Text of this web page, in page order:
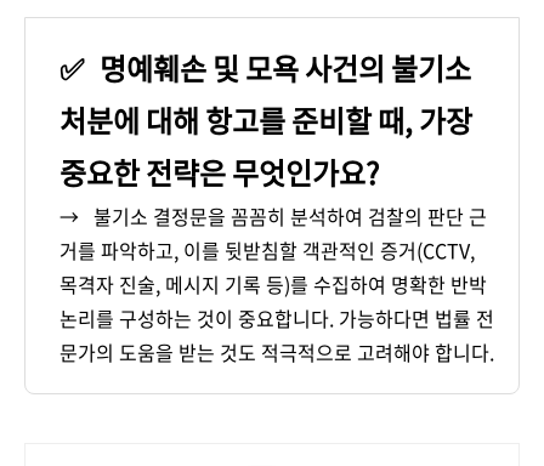
✅ 명예훼손 및 모욕 사건의 불기소
처분에 대해 항고를 준비할 때, 가장
중요한 전략은 무엇인가요?
→ 불기소 결정문을 꼼꼼히 분석하여 검찰의 판단 근
거를 파악하고, 이를 뒷받침할 객관적인 증거(CCTV,
목격자 진술, 메시지 기록 등)를 수집하여 명확한 반박
논리를 구성하는 것이 중요합니다. 가능하다면 법률 전
문가의 도움을 받는 것도 적극적으로 고려해야 합니다.